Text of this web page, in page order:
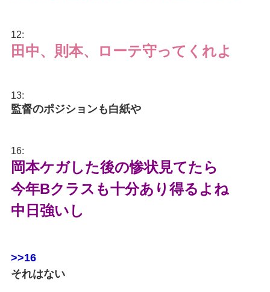
12:
田中、則本、ローテ守ってくれよ
13:
監督のポジションも白紙や
16:
岡本ケガした後の惨状見てたら
今年Bクラスも十分あり得るよね
中日強いし
>>16
それはない